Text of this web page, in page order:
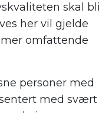
skal bli
her vil gjelde
omfattende
personer med
med svært